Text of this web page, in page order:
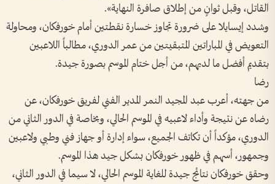
القاتل، وقبل ثوانٍ من إطلاق صافرة النهاية».
وشدد إيسايلا على ضرورة تجاوز خسارة نقطتين أمام خورفكان، ومحاولة
التعويض في المباراتين المتبقيتين من عمر الدوري، مطالباً اللاعبين
بتقديم أفضل ما لديهم، من أجل ختام الموسم بصورة جيدة.
رضا
من جهته، أعرب عبد المجيد النمر المدير الفني لفريق خورفكان، عن
رضاه عن نتيجة وأداء لاعبيه في الموسم الحالي، وبخاصة في الدور الثاني من
الدوري، مؤكداً أن تكاتف الجميع، سواء إدارة أو جهاز فني وطبي ولاعبين
وجمهور، أسهم في ظهور خورفكان بشكل جيد هذا الموسم.
وحقق خورفكان نتائج جيدة للغاية الموسم الحالي، لا سيما في الدور الثاني،